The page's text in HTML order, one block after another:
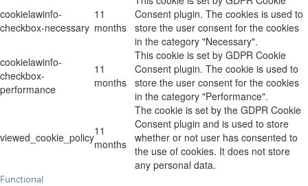
cookielawinfo-
checkbox-necessary
11
months
Consent plugin. The cookies is used to
store the user consent for the cookies
in the category "Necessary".
cookielawinfo-
checkbox-
performance
11
months
This cookie is set by GDPR Cookie
Consent plugin. The cookie is used to
store the user consent for the cookies
in the category "Performance".
viewed_cookie_policy11
months
The cookie is set by the GDPR Cookie
Consent plugin and is used to store
whether or not user has consented to
the use of cookies. It does not store
any personal data.
Functional